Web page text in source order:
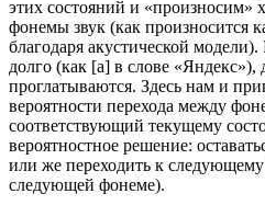
этих состояний и «произносим»
фонемы звук (как произносится
благодаря акустической
долго (как [а] в слове «Яндекс»),
проглатываются. Здесь нам и
вероятности перехода между
соответствующий текущему
вероятностное решение:
или же переходить к следующему
следующей фонеме).